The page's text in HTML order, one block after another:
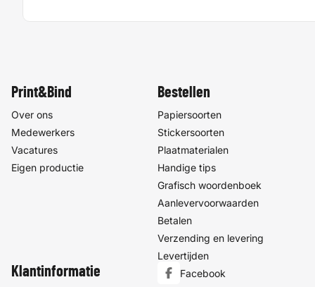
Print&Bind
Over ons
Medewerkers
Vacatures
Eigen productie
Bestellen
Papiersoorten
Stickersoorten
Plaatmaterialen
Handige tips
Grafisch woordenboek
Aanlevervoorwaarden
Betalen
Verzending en levering
Levertijden
Klantinformatie Facebook